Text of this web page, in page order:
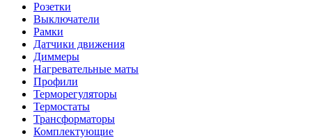
Розетки
Выключатели
Рамки
Датчики движения
Диммеры
Нагревательные маты
Профили
Терморегуляторы
Термостаты
Трансформаторы
Комплектующие